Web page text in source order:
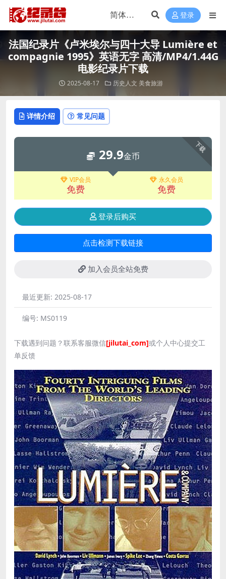
登录
法国纪录片《卢米埃尔与四十大导 Lumière et
compagnie 1995》英语无字 高清/MP4/1.44G
电影纪录片下载
2025-08-17 历史人文 美食旅游
详情介绍 常见问题
下载
29.9金币
VIP会员
免费
永久会员
免费
登录后购买
点击检测下载链接
加入会员全站免费
最近更新: 2025-08-17
编号: MS0119
下载遇到问题？联系客服微信[jilutai_com]或个人中心提交工
单反馈